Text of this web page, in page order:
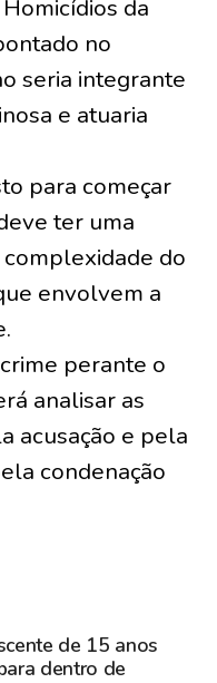
da
no
seria integrante
e atuaria
para começar
ter uma
do
envolvem a
perante o
analisar as
acusação e pela
condenação
de 15 anos
dentro de